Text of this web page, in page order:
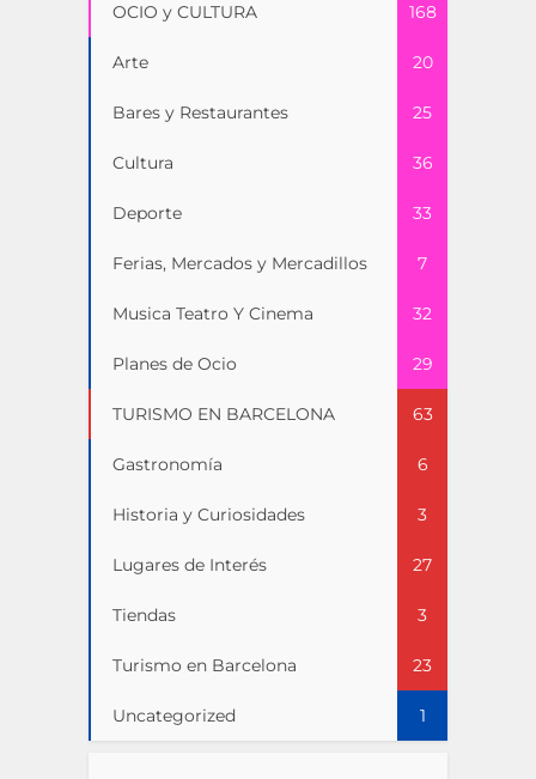
OCIO y CULTURA 168
Arte 20
Bares y Restaurantes 25
Cultura 36
Deporte 33
Ferias, Mercados y Mercadillos 7
Musica Teatro Y Cinema 32
Planes de Ocio 29
TURISMO EN BARCELONA 63
Gastronomía 6
Historia y Curiosidades 3
Lugares de Interés 27
Tiendas 3
Turismo en Barcelona 23
Uncategorized 1